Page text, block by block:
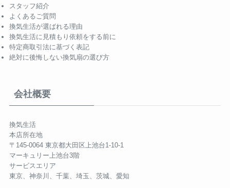
スタッフ紹介
よくあるご質問
換気生活が選ばれる理由
換気生活に見積もり依頼をする前に
特定商取引法に基づく表記
絶対に後悔しない換気扇の選び方
会社概要
換気生活
本店所在地
〒145-0064 東京都大田区上池台1-10-1
マーキュリー上池台3階
サービスエリア
東京、神奈川、千葉、埼玉、茨城、愛知